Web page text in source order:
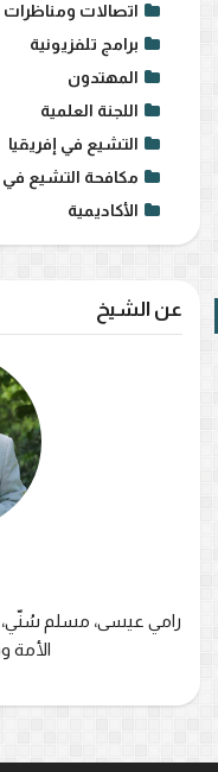
اتصالات ومناظرات
برامج تلفزيونية
المهتدون
اللجنة العلمية
التشيع في إفريقيا
مكافحة التشيع في
الأكاديمية
عن الشيخ
رامي عيسى، مسلم
الأمة